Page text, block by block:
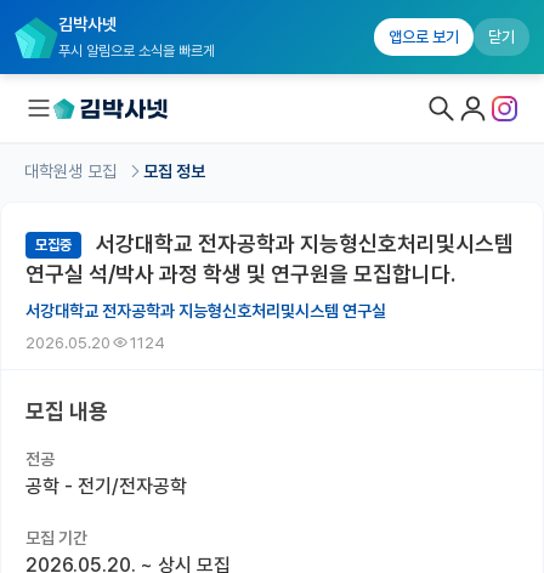
김박사넷
푸시 알림으로 소식을 빠르게
앱으로 보기 닫기
대학원생 모집 홈
기관별 모집 정보
연구실별 모집 정보
전공별 모집 정보
국내대학원 정보
연구실&오픈랩
대학원생 모집 모집 정보
모집중
서강대학교 전자공학과 지능형신호처리및시스템
연구실 석/박사 과정 학생 및 연구원을 모집합니다.
서강대학교 전자공학과 지능형신호처리및시스템 연구실
2026.05.20 1124
모집 내용
전공
공학 - 전기/전자공학
모집 기간
2026.05.20. ~ 상시 모집